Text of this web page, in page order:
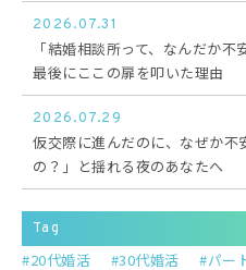
2026.07.31
「結婚相談所って、なんだか不
最後にここの扉を叩いた理由
2026.07.29
仮交際に進んだのに、なぜか不
の？」と揺れる夜のあなたへ
Tag
20代婚活 30代婚活 パー